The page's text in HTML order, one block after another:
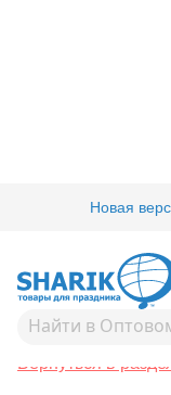
Новая
Товары для
1207-0267А
Вернуться в